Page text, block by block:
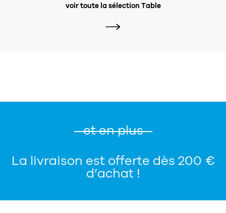
voir toute la sélection Table
et en plus
La livraison est offerte dès 200 €
d’achat !